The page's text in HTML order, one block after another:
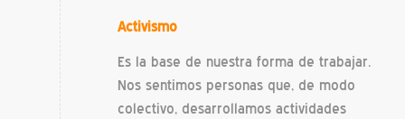
Activismo
Es la base de nuestra forma de trabajar.
Nos sentimos personas que, de modo
colectivo, desarrollamos actividades